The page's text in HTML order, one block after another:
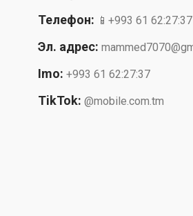
Телефон: 📱+993 61 62:27:37
Эл. адрес:
Imo: +993 61 62:27:37
TikTok: @mobile.com.tm